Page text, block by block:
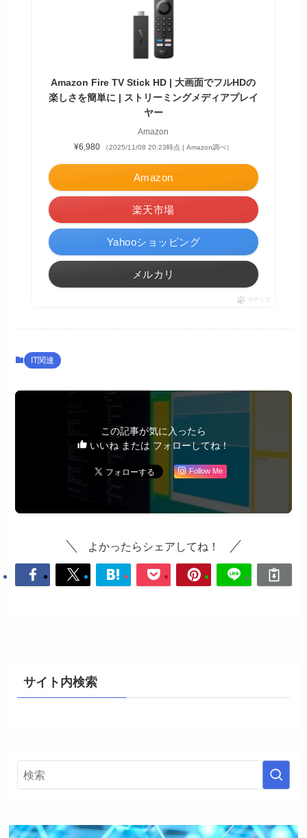
Amazon Fire TV Stick HD | 大画面でフルHDの
楽しさを簡単に | ストリーミングメディアプレイ
ヤー
Amazon
¥6,980
（2025/11/08 20:23時点 | Amazon調べ）
Amazon
楽天市場
Yahooショッピング
メルカリ
ポチップ
IT関連
この記事が気に入ったら
いいね または フォローしてね！
Follow Me
よかったらシェアしてね！
サイト内検索